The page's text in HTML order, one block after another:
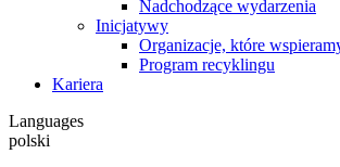
Nadchodzące wydarzenia
Inicjatywy
Organizacje, które
Program recyklingu
Kariera
Languages
polski